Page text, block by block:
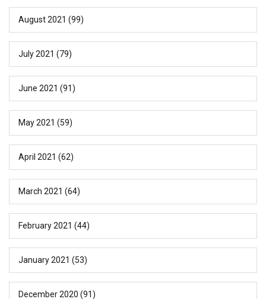
August 2021 (99)
July 2021 (79)
June 2021 (91)
May 2021 (59)
April 2021 (62)
March 2021 (64)
February 2021 (44)
January 2021 (53)
December 2020 (91)